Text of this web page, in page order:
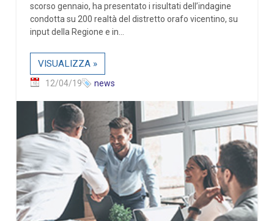
scorso gennaio, ha presentato i risultati dell’indagine
condotta su 200 realtà del distretto orafo vicentino, su
input della Regione e in...
VISUALIZZA »
12/04/19 news